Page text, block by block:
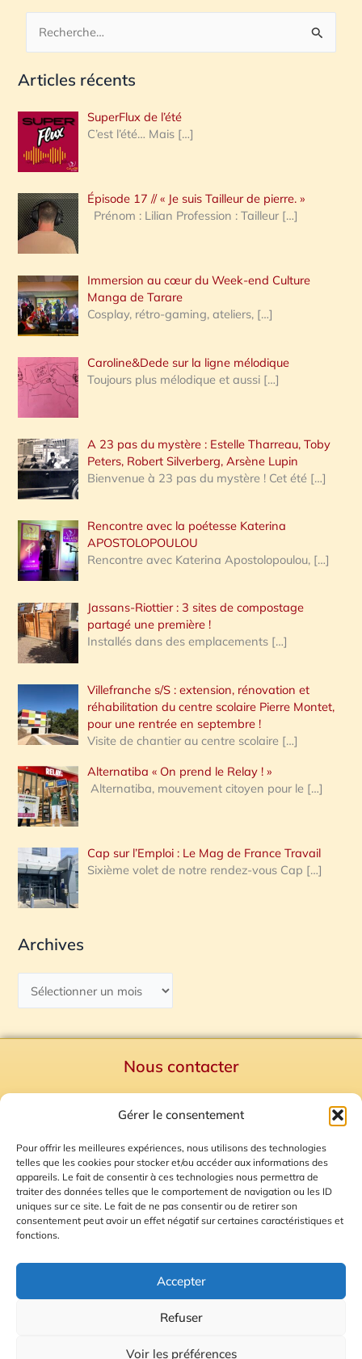
Gérer le consentement
Pour offrir les meilleures expériences, nous utilisons des technologies
telles que les cookies pour stocker et/ou accéder aux informations des
appareils. Le fait de consentir à ces technologies nous permettra de
traiter des données telles que le comportement de navigation ou les ID
uniques sur ce site. Le fait de ne pas consentir ou de retirer son
consentement peut avoir un effet négatif sur certaines caractéristiques et
fonctions.
Accepter
Refuser
Voir les préférences
c
e
r
c
h
e
:
Articles récents
SuperFlux de l’été
C’est l’été… Mais […]
Épisode 17 // « Je suis Tailleur de pierre. »
Prénom : Lilian Profession : Tailleur […]
Immersion au cœur du Week-end Culture
Manga de Tarare
Cosplay, rétro-gaming, ateliers, […]
Caroline&Dede sur la ligne mélodique
Toujours plus mélodique et aussi […]
A 23 pas du mystère : Estelle Tharreau, Toby
Peters, Robert Silverberg, Arsène Lupin
Bienvenue à 23 pas du mystère ! Cet été […]
Rencontre avec la poétesse Katerina
APOSTOLOPOULOU
Rencontre avec Katerina Apostolopoulou, […]
Jassans-Riottier : 3 sites de compostage
partagé une première !
Installés dans des emplacements […]
Villefranche s/S : extension, rénovation et
réhabilitation du centre scolaire Pierre Montet,
pour une rentrée en septembre !
Visite de chantier au centre scolaire […]
Alternatiba « On prend le Relay ! »
Alternatiba, mouvement citoyen pour le […]
Cap sur l’Emploi : Le Mag de France Travail
Sixième volet de notre rendez-vous Cap […]
Archives
Nous contacter
Mentions Légales
Plan du site
Gestion des Cookies
© 2026 Radio Calade